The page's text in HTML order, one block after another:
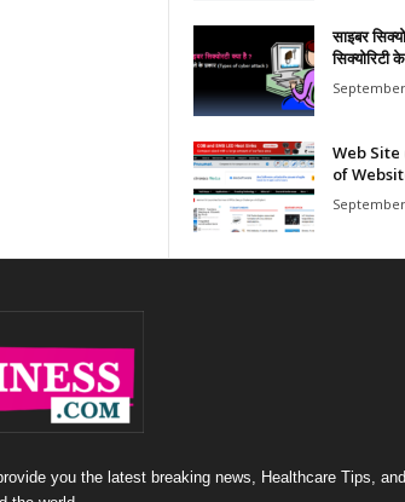
साइबर
सिक्योरिटी
September
Web Site
of
September
you the latest breaking news, Healthcare Tips,